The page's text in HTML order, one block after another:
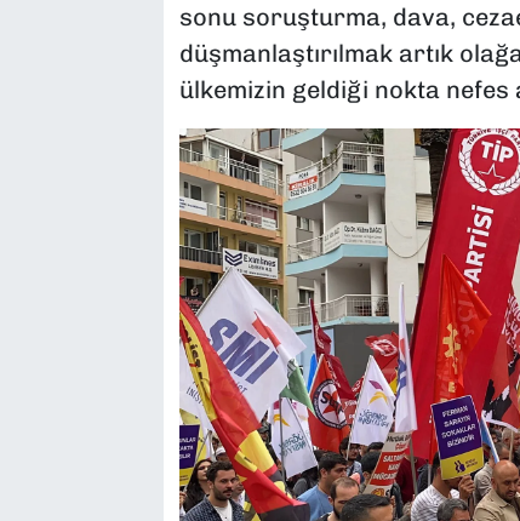
sonu soruşturma, dava,
düşmanlaştırılmak artık
ülkemizin geldiği nokta nefes